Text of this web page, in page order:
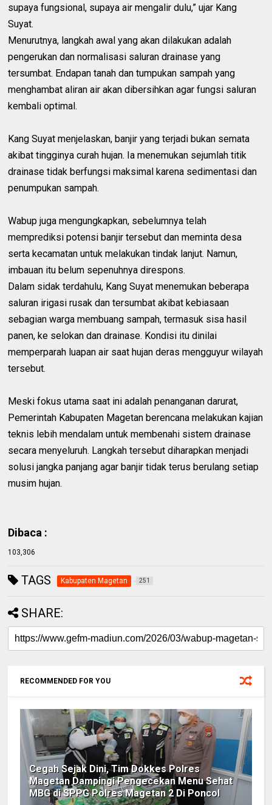
supaya fungsional, supaya air mengalir dulu,” ujar Kang
Suyat.
Menurutnya, langkah awal yang akan dilakukan adalah
pengerukan dan normalisasi saluran drainase yang
tersumbat. Endapan tanah dan tumpukan sampah yang
menghambat aliran air akan dibersihkan agar fungsi saluran
kembali optimal.
Kang Suyat menjelaskan, banjir yang terjadi bukan semata
akibat tingginya curah hujan. Ia menemukan sejumlah titik
drainase tidak berfungsi maksimal karena sedimentasi dan
penumpukan sampah.
Wabup juga mengungkapkan, sebelumnya telah
memprediksi potensi banjir tersebut dan meminta desa
serta kecamatan untuk melakukan tindak lanjut. Namun,
imbauan itu belum sepenuhnya direspons.
Dalam sidak terdahulu, Kang Suyat menemukan beberapa
saluran irigasi rusak dan tersumbat akibat kebiasaan
sebagian warga membuang sampah, termasuk sisa hasil
panen, ke selokan dan drainase. Kondisi itu dinilai
memperparah luapan air saat hujan deras mengguyur wilayah
tersebut.
Meski fokus utama saat ini adalah penanganan darurat,
Pemerintah Kabupaten Magetan berencana melakukan kajian
teknis lebih mendalam untuk membenahi sistem drainase
secara menyeluruh. Langkah tersebut diharapkan menjadi
solusi jangka panjang agar banjir tidak terus berulang setiap
musim hujan.
Dibaca :
103,306
TAGS Kabupaten Magetan 251
SHARE:
RECOMMENDED FOR YOU
Cegah Sejak Dini, Tim Dokkes Polres
Magetan Dampingi Pengecekan Menu Sehat
MBG di SPPG Polres Magetan 2 Di Poncol